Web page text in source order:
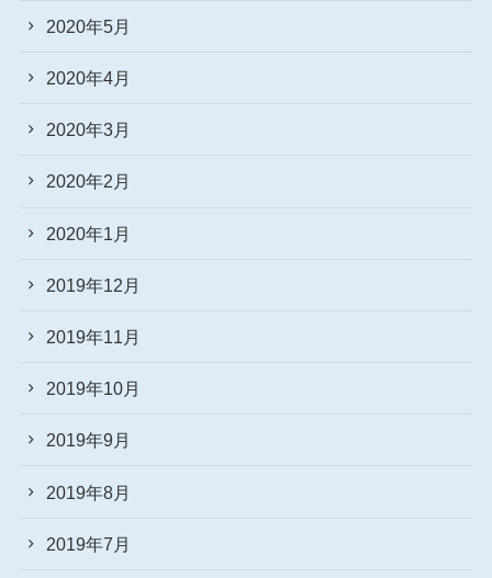
2020年5月
2020年4月
2020年3月
2020年2月
2020年1月
2019年12月
2019年11月
2019年10月
2019年9月
2019年8月
2019年7月